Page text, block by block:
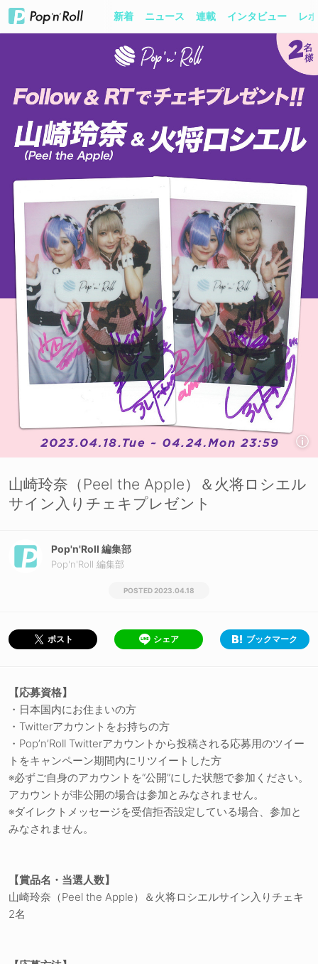
新着 ニュース 連載 インタビュー レ
山崎玲奈（Peel the Apple）＆火将ロシエル
サイン入りチェキプレゼント
Pop'n'Roll 編集部
Pop'n'Roll 編集部
2023.04.18
ポスト シェア ブックマーク
【応募資格】
・日本国内にお住まいの方
・Twitterアカウントをお持ちの方
・Pop’n’Roll Twitterアカウントから投稿される応募用のツイー
トをキャンペーン期間内にリツイートした方
※必ずご自身のアカウントを“公開”にした状態で参加ください。
アカウントが非公開の場合は参加とみなされません。
※ダイレクトメッセージを受信拒否設定している場合、参加と
みなされません。
【賞品名・当選人数】
山崎玲奈（Peel the Apple）＆火将ロシエルサイン入りチェキ
2名